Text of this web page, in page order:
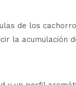
de los
la acumulación